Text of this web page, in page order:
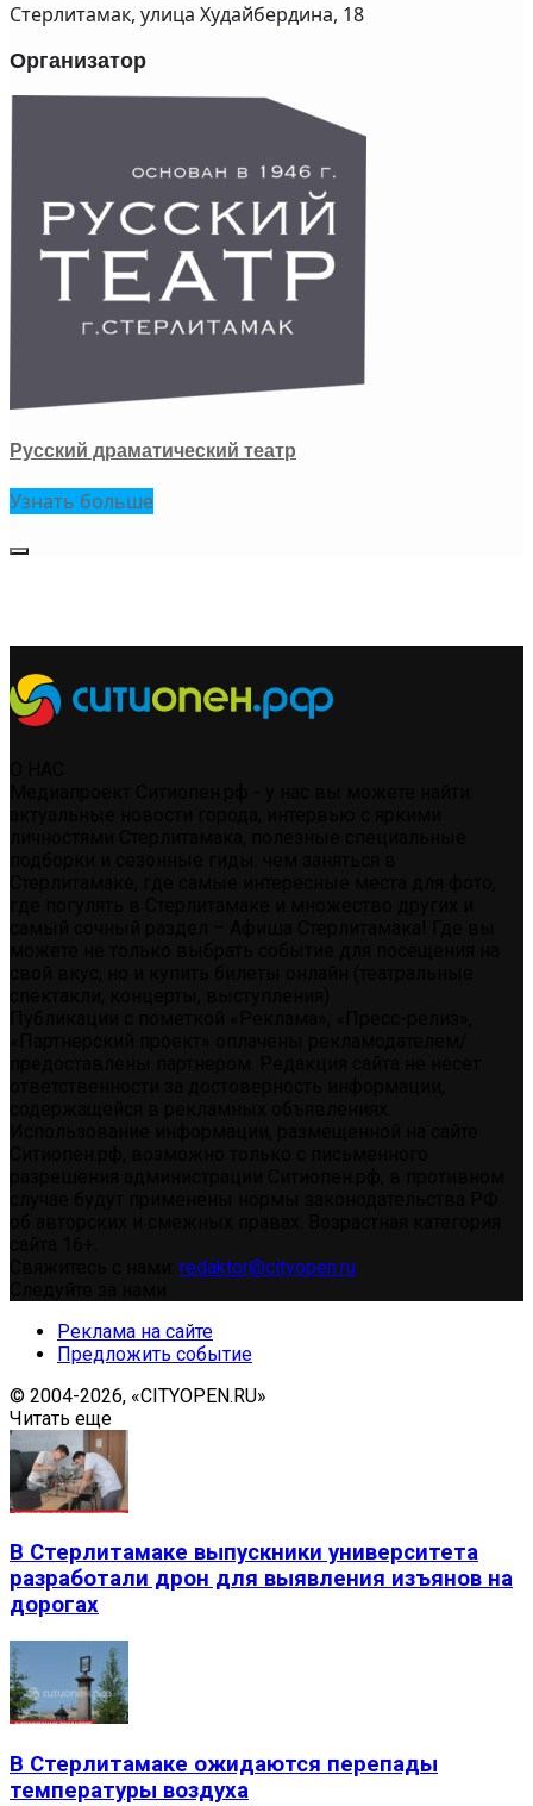
Стерлитамак, улица Худайбердина, 18
Организатор
Русский драматический театр
Узнать больше
redaktor@cityopen.ru
Реклама на сайте
Предложить событие
© 2004-2026, «CITYOPEN.RU»
Читать еще
В Стерлитамаке выпускники университета
разработали дрон для выявления изъянов на
дорогах
В Стерлитамаке ожидаются перепады
температуры воздуха